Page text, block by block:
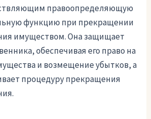
правоопределяющую
функцию при прекращении
имуществом. Она защищает
обеспечивая его право на
и возмещение убытков, а
процедуру прекращения